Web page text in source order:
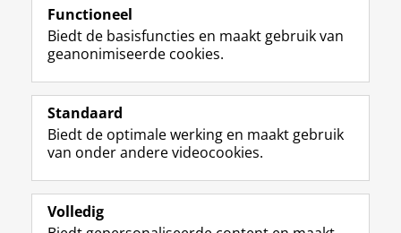
Volg de RUG
F
a
e
b
o
p
L
i
k
e
I
-
R
S
-
f
e
R
I
n
t
r
m
Y
o
T
e
k
Studiekiezers
Alumni
Functioneel
Biedt de basisfuncties en maakt gebruik van
geanonimiseerde cookies.
Standaard
Biedt de optimale werking en maakt gebruik
van onder andere videocookies.
Volledig